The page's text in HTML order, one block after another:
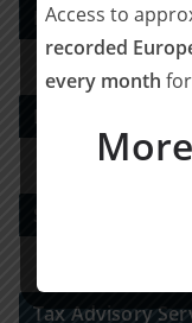
PE DEALS
M&A-
Strategy
Tax Advisory
Access to
recorded
every month